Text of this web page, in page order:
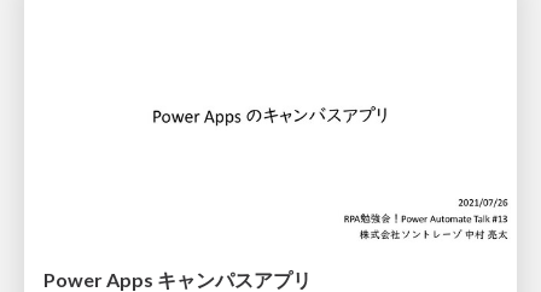
Power Apps キャンパスアプリ